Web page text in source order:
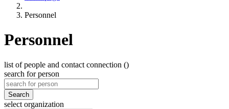
Personnel
Personnel
list of people and contact connection ()
search for person
Search
select organization